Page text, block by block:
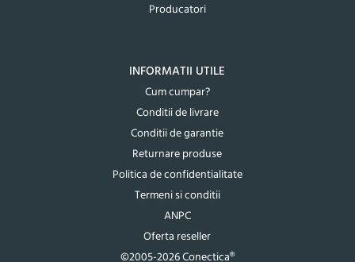
Producatori
INFORMATII UTILE
Cum cumpar?
Conditii de livrare
Conditii de garantie
Returnare produse
Politica de confidentialitate
Termeni si conditii
ANPC
Oferta reseller
©2005-2026 Conectica®